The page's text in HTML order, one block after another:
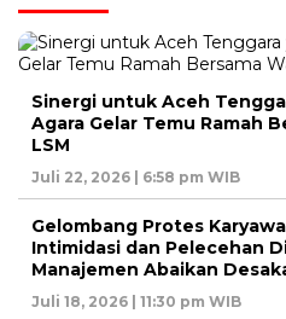
Sinergi untuk Aceh
Agara Gelar Temu Ramah
LSM
Juli 22, 2026 | 6:58 pm WIB
Gelombang Protes
Intimidasi dan Pelecehan
Manajemen Abaikan
Juli 18, 2026 | 11:30 pm WIB